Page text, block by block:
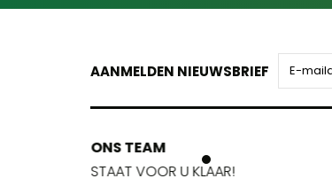
AANMELDEN NIEUWSBRIEF
ONS TEAM
STAAT VOOR U KLAAR!